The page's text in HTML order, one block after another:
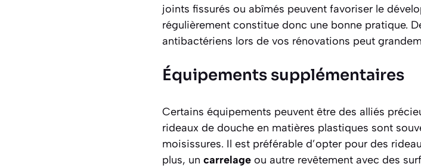
joints fissurés ou abîmés peuvent favoriser le
régulièrement constitue donc une bonne pratique.
antibactériens lors de vos rénovations peut
Équipements supplémentaires
Certains équipements peuvent être des alliés
rideaux de douche en matières plastiques sont
moisissures. Il est préférable d’opter pour des
plus, un carrelage ou autre revêtement avec des